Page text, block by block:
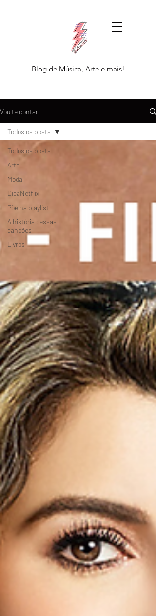
Blog de Música, Arte e mais!
Vou te contar
Todos os posts
Arte
Moda
DicaNetflix
Põe na playlist
A história dessas
canções
Livros
Todos os posts